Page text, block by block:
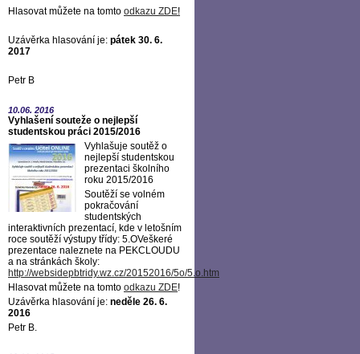
Hlasovat můžete na tomto odkazu ZDE!
Uzávěrka hlasování je: pátek 30. 6.
2017
Petr B
10.06. 2016
Vyhlašení souteže o nejlepší
studentskou práci 2015/2016
Vyhlašuje soutěž o
nejlepší studentskou
prezentaci školního
roku 2015/2016
Soutěží se volném
pokračování
studentských
interaktivních prezentací, kde v letošním
roce soutěží výstupy třídy: 5.OVeškeré
prezentace naleznete na PEKCLOUDU
a na stránkách školy:
http://websidepbtridy.wz.cz/20152016/5o/5.o.htm
Hlasovat můžete na tomto odkazu ZDE!
Uzávěrka hlasování je: neděle 26. 6.
2016
Petr B.